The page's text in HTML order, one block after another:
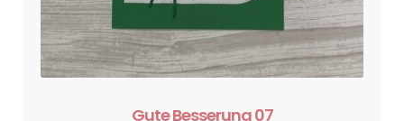
Gute Besserung 07